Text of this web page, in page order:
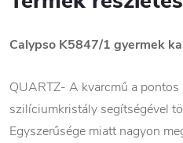
Calypso K5847/1 gyermek
QUARTZ- A kvarcmű a
szilíciumkristály segítségével
Egyszerűsége miatt nagyon